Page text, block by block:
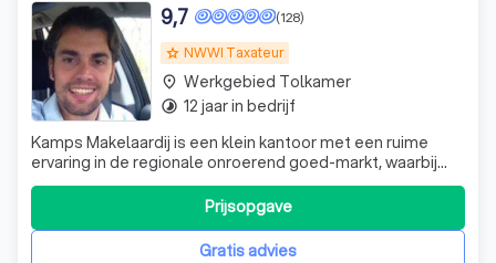
grade NWWI Taxateur
(128)
9,7
Kamps Makelaardij is een klein kantoor met een ruime
ervaring in de regionale onroerend goed-markt, waarbij
een persoonlijk contact met de klant als relatie voorop
staat. Korte lijnen en een eerlijk advies zijn bij ons
speerpunten in de dienstverlening. Objectiviteit,
betrouwbaarheid en kwaliteit a
Gratis advies
Prijsopgave
place Werkgebied Tolkamer
timelapse 12 jaar in bedrijf